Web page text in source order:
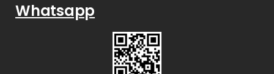
Whatsapp